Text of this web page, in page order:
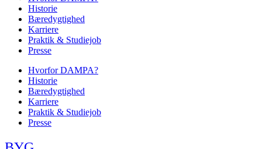
Historie
Bæredygtighed
Karriere
Praktik & Studiejob
Presse
Hvorfor DAMPA?
Historie
Bæredygtighed
Karriere
Praktik & Studiejob
Presse